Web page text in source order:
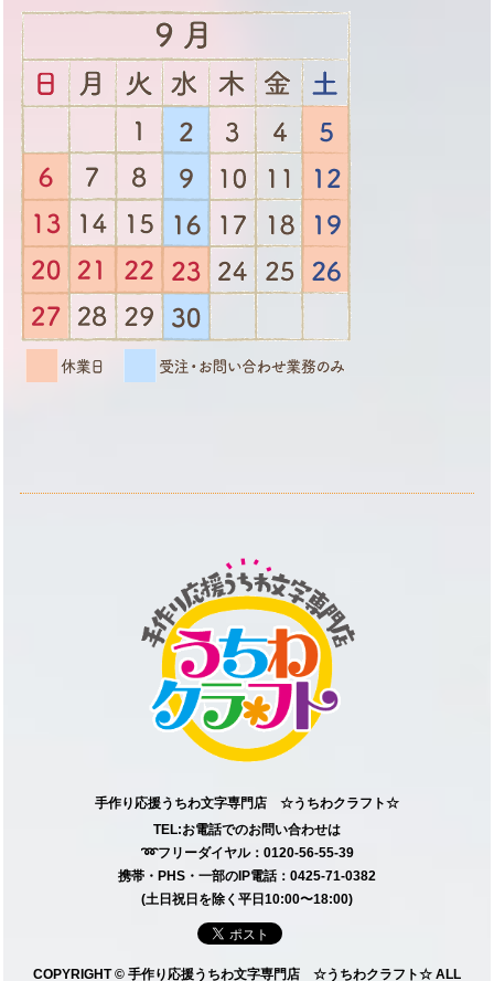
手作り応援うちわ文字専門店 ☆うちわクラフト☆
TEL:お電話でのお問い合わせは
➿フリーダイヤル：0120-56-55-39
携帯・PHS・一部のIP電話：0425-71-0382
(土日祝日を除く平日10:00〜18:00)
COPYRIGHT © 手作り応援うちわ文字専門店 ☆うちわクラフト☆ ALL